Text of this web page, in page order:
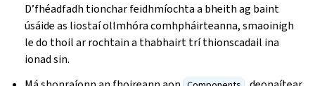
D’fhéadfadh tionchar feidhmíochta a bheith ag baint
úsáide as liostaí ollmhóra comhpháirteanna, smaoinigh
le do thoil ar rochtain a thabhairt trí thionscadail ina
ionad sin.